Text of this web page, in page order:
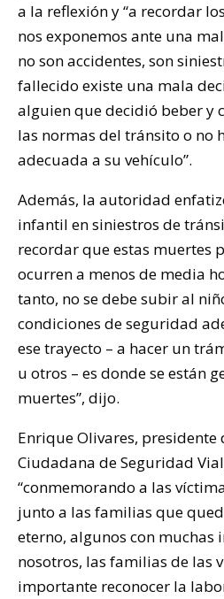
a la reflexión y “a recordar
nos exponemos ante una
no son accidentes, son
fallecido existe una mala
alguien que decidió beber y
las normas del tránsito o no
adecuada a su vehículo”.
Además, la autoridad
infantil en siniestros de
recordar que estas muertes
ocurren a menos de media
tanto, no se debe subir al
condiciones de seguridad
ese trayecto – a hacer un
u otros – es donde se están
muertes”, dijo.
Enrique Olivares, presidente
Ciudadana de Seguridad
“conmemorando a las
junto a las familias que
eterno, algunos con muchas
nosotros, las familias de las
importante reconocer la